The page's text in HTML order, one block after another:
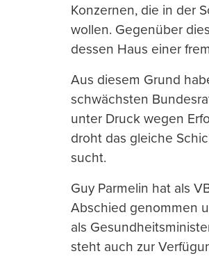
Konzernen, die in der
wollen. Gegenüber
dessen Haus einer
Aus diesem Grund
schwächsten
unter Druck wegen
droht das gleiche
sucht.
Guy Parmelin hat als
Abschied genommen
als
steht auch zur